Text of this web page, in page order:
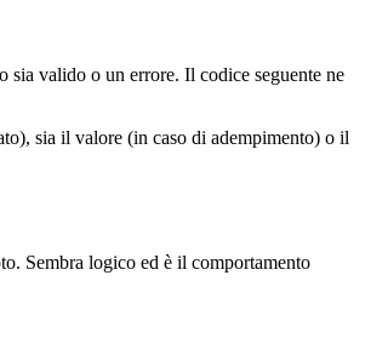
ulteriori risultati.